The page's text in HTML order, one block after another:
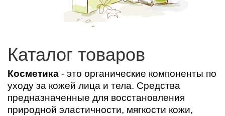
Каталог товаров
Косметика - это органические компоненты по
уходу за кожей лица и тела. Средства
предназначенные для восстановления
природной эластичности, мягкости кожи,